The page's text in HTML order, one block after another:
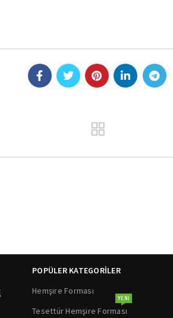
POPÜLER KATEGORİLER
Hemşire Forması
Tesettür Hemşire Forması
YENI